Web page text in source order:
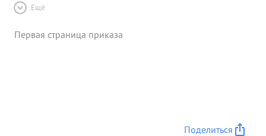
Ещё
Первая страница приказа
Поделиться